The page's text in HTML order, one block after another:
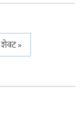
शेवट »